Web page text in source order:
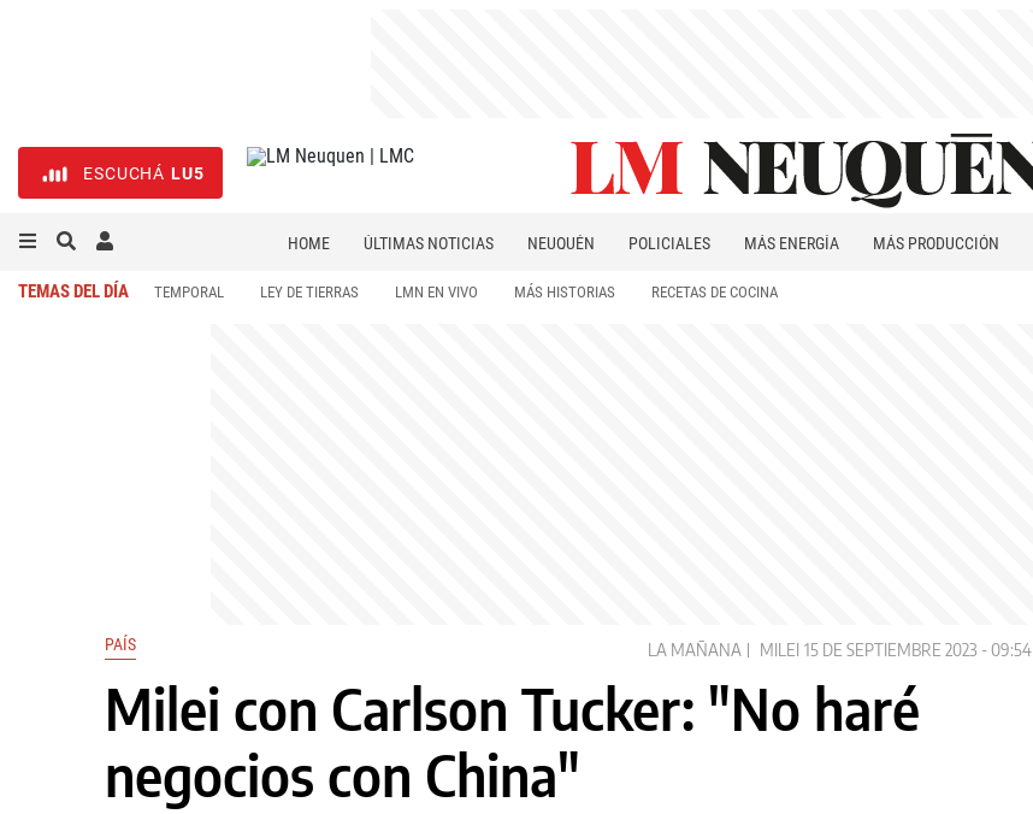
ESCUCHÁ LU5
HOME ÚLTIMAS NOTICIAS NEUQUÉN POLICIALES MÁS ENERGÍA MÁS PRODUCCIÓN
TEMAS DEL DÍA TEMPORAL LEY DE TIERRAS LMN EN VIVO MÁS HISTORIAS RECETAS DE COCINA
PAÍS LA MAÑANA MILEI 15 DE SEPTIEMBRE 2023 - 09:54
Milei con Carlson Tucker: "No haré
negocios con China"